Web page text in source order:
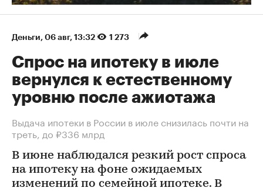
Деньги 06 авг, 13:32 1 273
Спрос на ипотеку в июле
вернулся к естественному
уровню после ажиотажа
Выдача ипотеки в России в июле снизилась почти на
треть, до ₽336 млрд
В июне наблюдался резкий рост спроса
на ипотеку на фоне ожидаемых
изменений по семейной ипотеке. В